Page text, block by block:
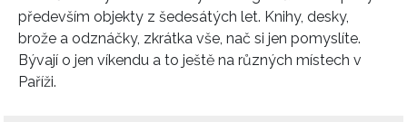
především objekty z šedesátých let. Knihy, desky,
brože a odznáčky, zkrátka vše, nač si jen pomyslíte.
Bývají o jen víkendu a to ještě na různých místech v
Paříži.